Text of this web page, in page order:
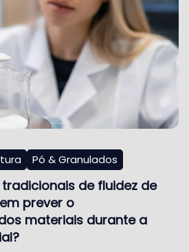
Pó & Granulados
de fluidez de
prever o
materiais durante a